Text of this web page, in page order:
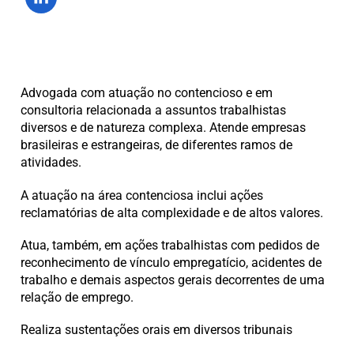
Advogada com atuação no contencioso e em
consultoria relacionada a assuntos trabalhistas
diversos e de natureza complexa. Atende empresas
brasileiras e estrangeiras, de diferentes ramos de
atividades.
A atuação na área contenciosa inclui ações
reclamatórias de alta complexidade e de altos valores.
Atua, também, em ações trabalhistas com pedidos de
reconhecimento de vínculo empregatício, acidentes de
trabalho e demais aspectos gerais decorrentes de uma
relação de emprego.
Realiza sustentações orais em diversos tribunais